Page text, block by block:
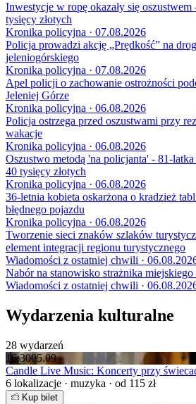
Inwestycje w ropę okazały się oszustwem
tysięcy złotych
Kronika policyjna · 07.08.2026
Policja prowadzi akcję „Prędkość” na
jeleniogórskiego
Kronika policyjna · 07.08.2026
Apel policji o zachowanie ostrożności
Jeleniej Górze
Kronika policyjna · 06.08.2026
Policja ostrzega przed oszustwami przy
wakacje
Kronika policyjna · 06.08.2026
Oszustwo metodą 'na policjanta' - 81-latka
40 tysięcy złotych
Kronika policyjna · 06.08.2026
36-letnia kobieta oskarżona o kradzież
błędnego pojazdu
Kronika policyjna · 06.08.2026
Tworzenie sieci znaków szlaków
element integracji regionu turystycznego
Wiadomości z ostatniej chwili ·
Nabór na stanowisko strażnika
Wiadomości z ostatniej chwili ·
Wydarzenia kulturalne
28 wydarzeń
16:3005.09
Candle Live Music: Koncerty przy
6 lokalizacje · muzyka · od 115 zł
Kup bilet